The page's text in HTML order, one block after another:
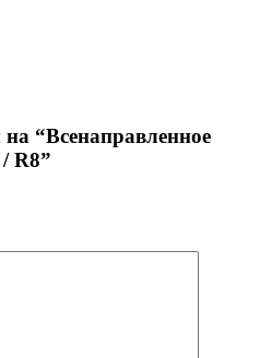
“Всенаправленное
R8”